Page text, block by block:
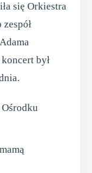
się Orkiestra
był